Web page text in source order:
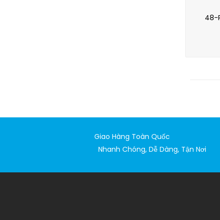
48-
Giao Hàng Toàn Quốc
Nhanh Chóng, Dễ Dàng, Tận Nơi